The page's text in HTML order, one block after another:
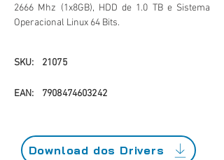
2666 Mhz (1x8GB), HDD de 1.0 TB e Sistema
Operacional Linux 64 Bits.
SKU: 21075
EAN: 7908474603242
Download dos Drivers